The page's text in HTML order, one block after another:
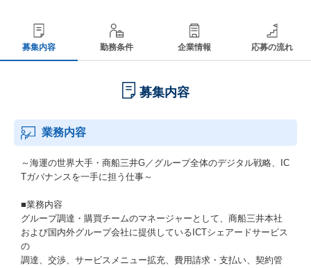
募集内容 勤務条件 企業情報 応募の流れ
募集内容
業務内容
～海運の世界大手・商船三井G／グループ全体のデジタル戦略、IC
Tガバナンスを一手に担う仕事～
■業務内容
グループ調達・購買チームのマネージャーとして、商船三井本社
および国内外グループ会社に提供しているICTシェアードサービス
の
調達、交渉、サービスメニュー拡充、費用請求・支払い、契約管